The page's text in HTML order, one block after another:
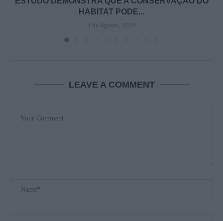
HABITAT PODE...
5 de Agosto, 2026
LEAVE A COMMENT